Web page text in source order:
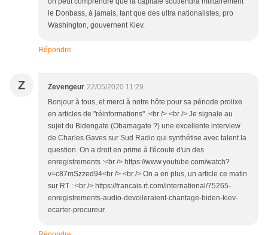
le Donbass, à jamais, tant que des ultra nationalistes, pro
Washington, gouvernent Kiev.
Répondre
Z Zevengeur 22/05/2020 11:29
Bonjour à tous, et merci à notre hôte pour sa période prolixe
en articles de "réinformations" .<br /> <br /> Je signale au
sujet du Bidengate (Obamagate ?) une excellente interview
de Charles Gaves sur Sud Radio qui synthétise avec talent la
question. On a droit en prime à l'écoute d'un des
enregistrements :<br /> https://www.youtube.com/watch?
v=c87mSzzed94<br /> <br /> On a en plus, un article ce matin
sur RT : <br /> https://francais.rt.com/international/75265-
enregistrements-audio-devoileraient-chantage-biden-kiev-
ecarter-procureur